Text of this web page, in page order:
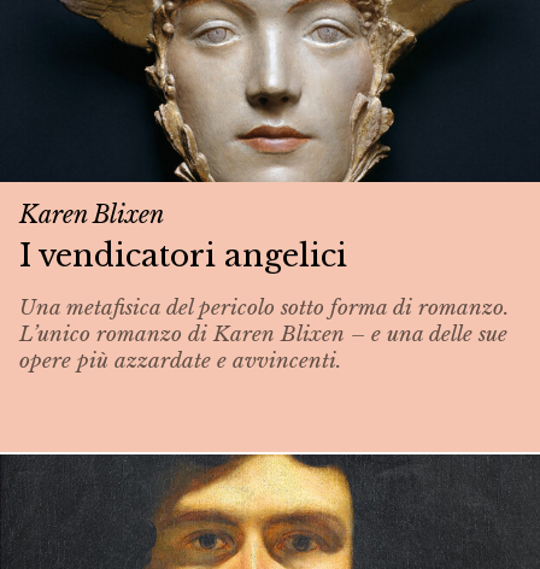
Karen Blixen
I vendicatori angelici
Una metafisica del pericolo sotto forma di romanzo.
L’unico romanzo di Karen Blixen – e una delle sue
opere più azzardate e avvincenti.